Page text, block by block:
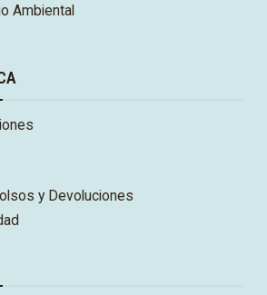
Ambiental
y Devoluciones